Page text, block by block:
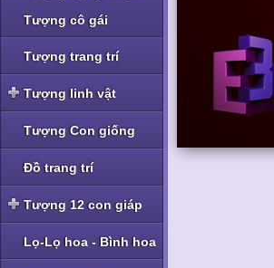
Tượng cô gái
Tượng trang trí
Tượng linh vật
Tượng linh vật Nghê -
Tỳ Hưu
Tượng linh vật Rồng
Thiềm Thừ
Tượng Con giống
Đồ trang trí
Tượng 12 con giáp
Tượng bộ Giáp bé
Tượng bộ Giáp nhỡ
Lọ-Lọ hoa - Bình hoa